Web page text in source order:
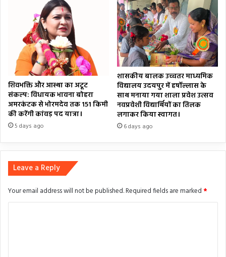
शिवभक्ति और आस्था का अटूट
संकल्प: विधायक भावना बोहरा
अमरकंटक से भोरमदेव तक 151 किमी
की करेंगी कांवड़ पद यात्रा।
5 days ago
शासकीय बालक उच्चतर माध्यमिक
विद्यालय उदयपुर में हर्षोल्लास के
साथ मनाया गया शाला प्रवेश उत्सव
नवप्रवेशी विद्यार्थियों का तिलक
लगाकर किया स्वागत।
6 days ago
Leave a Reply
Your email address will not be published.Required fields are marked *